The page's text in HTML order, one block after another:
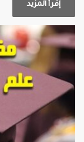
إقرأ المزيد